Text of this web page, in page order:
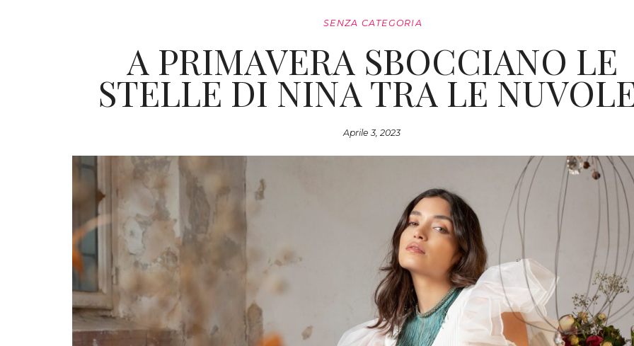
SENZA CATEGORIA
A PRIMAVERA SBOCCIANO LE
STELLE DI NINA TRA LE
Aprile 3, 2023